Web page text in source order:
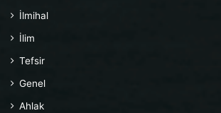
İlmihal
İlim
Tefsir
Genel
Ahlak